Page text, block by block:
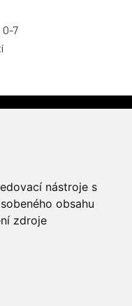
nástroje s
obsahu
zdroje
7